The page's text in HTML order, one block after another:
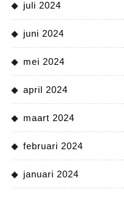
juli 2024
juni 2024
mei 2024
april 2024
maart 2024
februari 2024
januari 2024